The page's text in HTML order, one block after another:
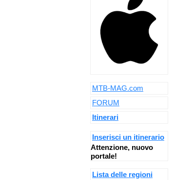
MTB-MAG.com
FORUM
Itinerari
Inserisci un itinerario
Attenzione, nuovo
portale!
Lista delle regioni